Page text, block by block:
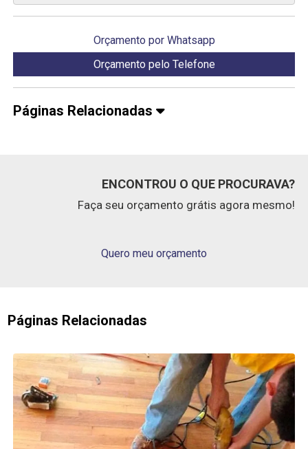
Orçamento por Whatsapp
Orçamento pelo Telefone
Páginas Relacionadas
ENCONTROU O QUE PROCURAVA?
Faça seu orçamento grátis agora mesmo!
Quero meu orçamento
Páginas Relacionadas